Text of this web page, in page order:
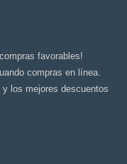
favorables!
compras en línea.
los mejores descuentos